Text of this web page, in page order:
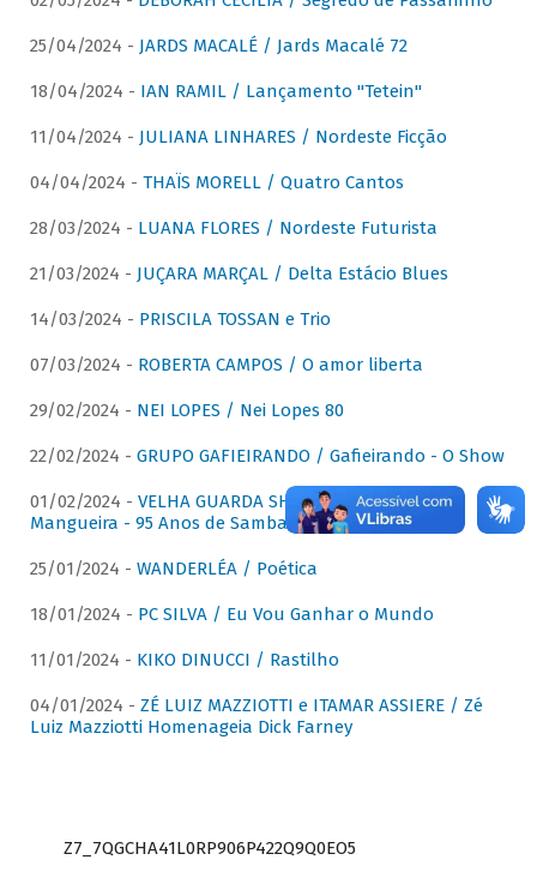
25/04/2024 - JARDS MACALÉ / Jards Macalé 72
18/04/2024 - IAN RAMIL / Lançamento "Tetein"
11/04/2024 - JULIANA LINHARES / Nordeste Ficção
04/04/2024 - THAÏS MORELL / Quatro Cantos
28/03/2024 - LUANA FLORES / Nordeste Futurista
21/03/2024 - JUÇARA MARÇAL / Delta Estácio Blues
14/03/2024 - PRISCILA TOSSAN e Trio
07/03/2024 - ROBERTA CAMPOS / O amor liberta
29/02/2024 - NEI LOPES / Nei Lopes 80
22/02/2024 - GRUPO GAFIEIRANDO / Gafieirando - O Show
01/02/2024 - VELHA GUARDA SHOW DA MANGUEIRA /
Mangueira - 95 Anos de Samba
25/01/2024 - WANDERLÉA / Poética
18/01/2024 - PC SILVA / Eu Vou Ganhar o Mundo
11/01/2024 - KIKO DINUCCI / Rastilho
04/01/2024 - ZÉ LUIZ MAZZIOTTI e ITAMAR ASSIERE / Zé
Luiz Mazziotti Homenageia Dick Farney
Z7_7QGCHA41L0RP906P422Q9Q0EO5